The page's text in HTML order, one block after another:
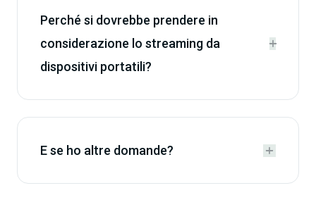
Perché si dovrebbe prendere in
considerazione lo streaming da
dispositivi portatili?


E se ho altre domande? 
